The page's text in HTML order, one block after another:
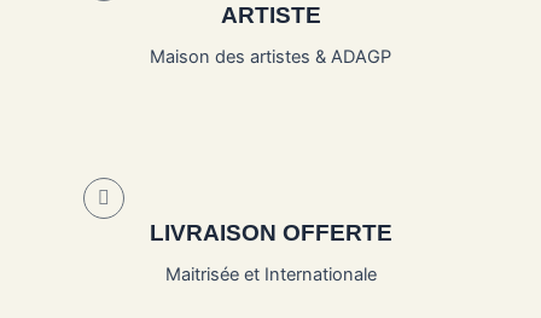
ARTISTE
Maison des artistes & ADAGP
LIVRAISON OFFERTE
Maitrisée et Internationale